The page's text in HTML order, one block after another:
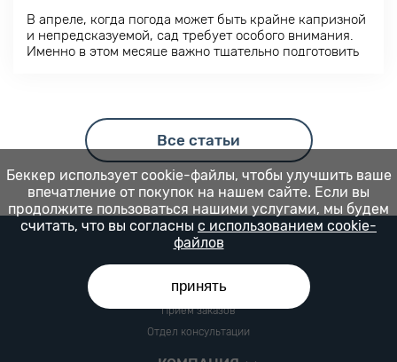
В апреле, когда погода может быть крайне капризной
и непредсказуемой, сад требует особого внимания.
Именно в этом месяце важно тщательно подготовить
Все статьи
Прием заказов
Отдел консультации
Беккер использует cookie-файлы, чтобы улучшить ваше
впечатление от покупок на нашем сайте. Если вы
продолжите пользоваться нашими услугами, мы будем
считать, что вы согласны с использованием cookie-
файлов
принять